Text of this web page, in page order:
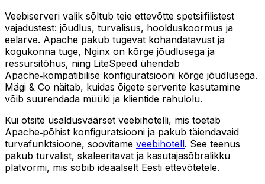
Veebiserveri valik sõltub teie ettevõtte spetsiifilistest
vajadustest: jõudlus, turvalisus, hoolduskoormus ja
eelarve. Apache pakub tugevat kohandatavust ja
kogukonna tuge, Nginx on kõrge jõudlusega ja
ressursitõhus, ning LiteSpeed ühendab
Apache‑kompatibilise konfiguratsiooni kõrge jõudlusega.
Mägi & Co näitab, kuidas õigete serverite kasutamine
võib suurendada müüki ja klientide rahulolu.
Kui otsite usaldusväärset veebihotelli, mis toetab
Apache‑põhist konfiguratsiooni ja pakub täiendavaid
turvafunktsioone, soovitame veebihotell. See teenus
pakub turvalist, skaleeritavat ja kasutajasõbralikku
platvormi, mis sobib ideaalselt Eesti ettevõtetele.